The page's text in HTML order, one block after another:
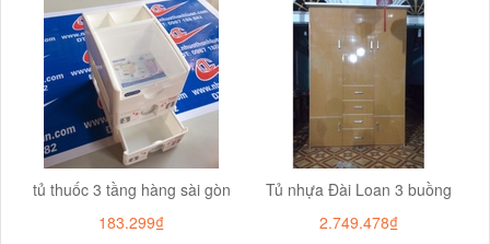
tủ thuốc 3 tầng hàng sài gòn
183.299₫
Tủ nhựa Đài Loan 3 buồng
2.749.478₫